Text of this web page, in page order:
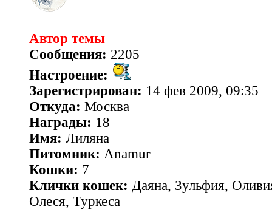
Автор темы
Сообщения: 2205
Настроение:
Зарегистрирован: 14 фев 2009, 09:35
Откуда: Москва
Награды: 18
Имя: Лиляна
Питомник: Anamur
Кошки: 7
Клички кошек: Даяна, Зульфия,
Олеся, Туркеса